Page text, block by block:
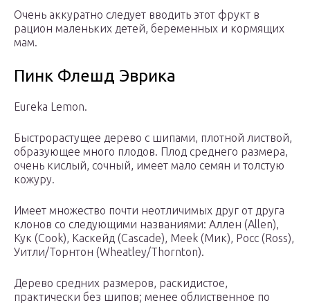
Очень аккуратно следует вводить этот фрукт в
рацион маленьких детей, беременных и кормящих
мам.
Пинк Флешд Эврика
Eureka Lemon.
Быстрорастущее дерево с шипами, плотной листвой,
образующее много плодов. Плод среднего размера,
очень кислый, сочный, имеет мало семян и толстую
кожуру.
Имеет множество почти неотличимых друг от друга
клонов со следующими названиями: Аллен (Allen),
Кук (Cook), Каскейд (Cascade), Meek (Мик), Росс (Ross),
Уитли/Торнтон (Wheatley/Thornton).
Дерево средних размеров, раскидистое,
практически без шипов; менее облиственное по